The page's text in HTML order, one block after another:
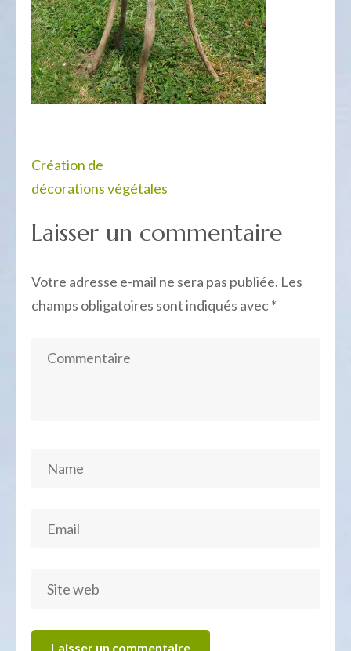
Navigation
de
Création de
décorations végétales
Laisser un commentaire
Votre adresse e-mail ne sera pas publiée. Les
champs obligatoires sont indiqués avec*